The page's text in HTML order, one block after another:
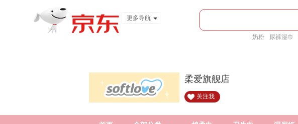
更多导航
奶粉 尿裤湿巾
柔爱旗舰店
关注我